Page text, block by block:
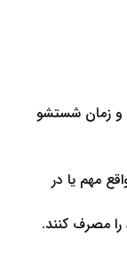
و زمان شستشو
مهم یا در
مصرف کنند.